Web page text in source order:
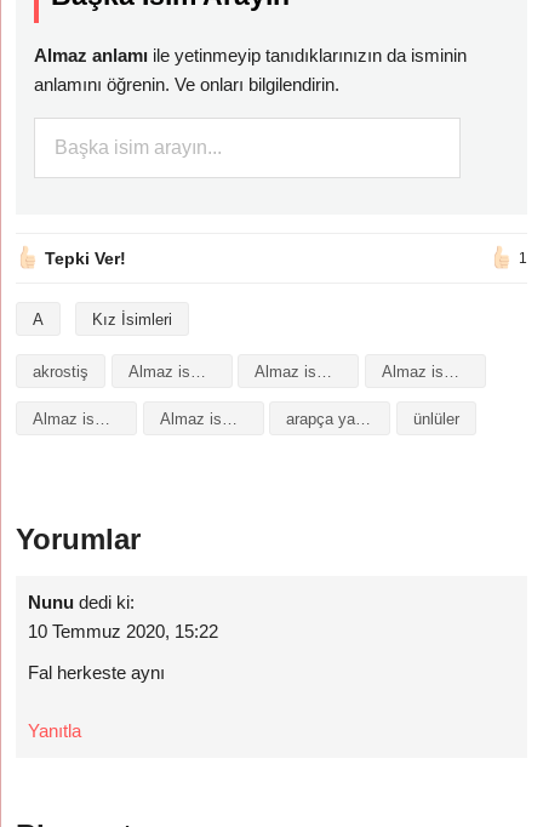
Almaz anlamı ile yetinmeyip tanıdıklarınızın da isminin
anlamını öğrenin. Ve onları bilgilendirin.
Tepki Ver! 1
A Kız İsimleri
akrostiş
Almaz isminin kökeni Almaz isminin numerolojisi arapça yazılışı ünlüler
Yorumlar
Nunu dedi ki:
10 Temmuz 2020, 15:22
Fal herkeste aynı
Yanıtla